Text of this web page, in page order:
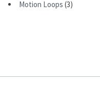
Motion Loops (3)